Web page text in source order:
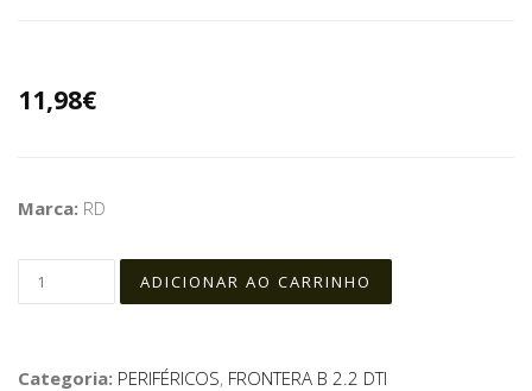
11,98€
Marca: RD
Categoria: PERIFÉRICOS, FRONTERA B 2.2 DTI